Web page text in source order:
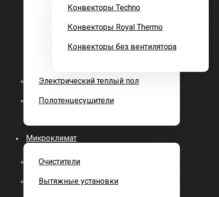
Конвекторы Techno
Конвекторы Royal Thermo
Конвекторы без вентилятора
Электрический теплый пол
Полотенцесушители
Микроклимат
Очистители
Вытяжные установки